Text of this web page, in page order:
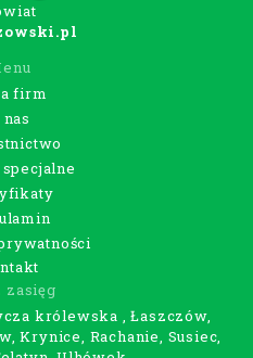
firm
nas
zasięg
królewska , Łaszczów,
Krynice, Rachanie, Susiec,